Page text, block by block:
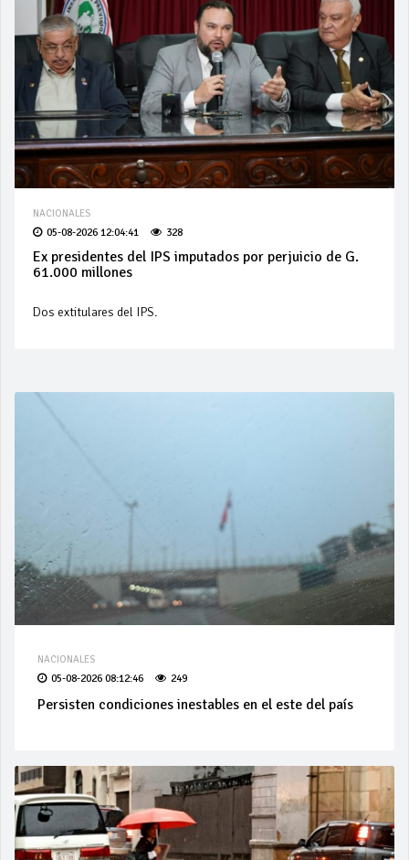
NACIONALES
05-08-2026 12:04:41 328
Ex presidentes del IPS imputados por perjuicio de G.
61.000 millones
Dos extitulares del IPS.
NACIONALES
05-08-2026 08:12:46 249
Persisten condiciones inestables en el este del país